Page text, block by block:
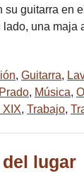
su guitarra en
lado, una maja
, Guitarra,
, Música,
XIX, Trabajo,
lugar